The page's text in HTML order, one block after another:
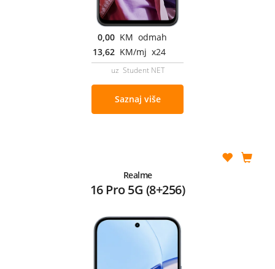
0,00 KM odmah
13,62 KM/mj x24
uz Student NET
Saznaj više
Realme
16 Pro 5G (8+256)